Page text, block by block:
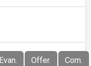
Evan. Offer. Com.